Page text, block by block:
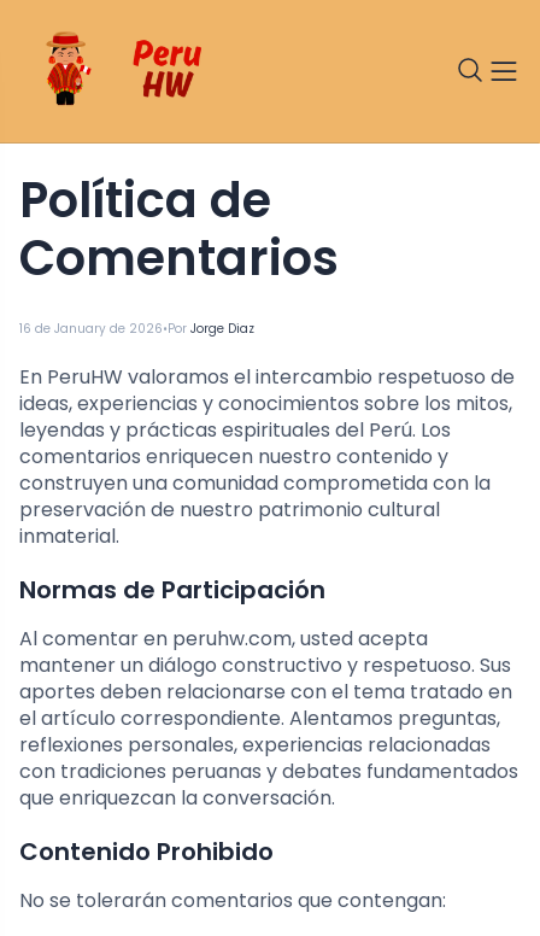
16 de January de 2026•Por Jorge Diaz
Política de
Comentarios
En PeruHW valoramos el intercambio respetuoso de
ideas, experiencias y conocimientos sobre los mitos,
leyendas y prácticas espirituales del Perú. Los
comentarios enriquecen nuestro contenido y
construyen una comunidad comprometida con la
preservación de nuestro patrimonio cultural
inmaterial.
Normas de Participación
Al comentar en peruhw.com, usted acepta
mantener un diálogo constructivo y respetuoso. Sus
aportes deben relacionarse con el tema tratado en
el artículo correspondiente. Alentamos preguntas,
reflexiones personales, experiencias relacionadas
con tradiciones peruanas y debates fundamentados
que enriquezcan la conversación.
Contenido Prohibido
No se tolerarán comentarios que contengan: